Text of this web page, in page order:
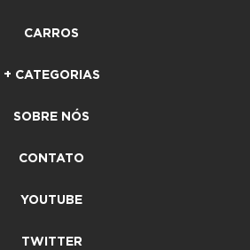
CARROS
+ CATEGORIAS
SOBRE NÓS
CONTATO
YOUTUBE
TWITTER